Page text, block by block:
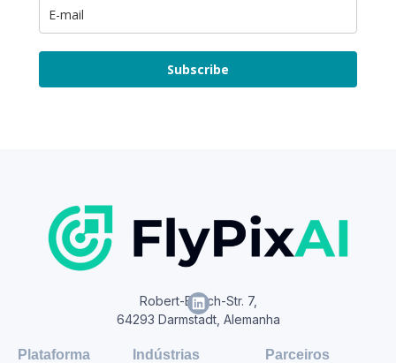
Subscribe
Robert-Bosch-Str. 7,
64293 Darmstadt, Alemanha
Plataforma
Indústrias
Parceiros